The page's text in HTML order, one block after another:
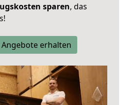
sparen, das
erhalten